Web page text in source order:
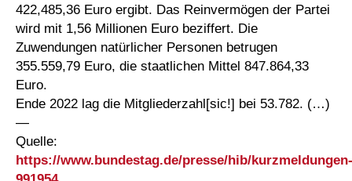
422,485,36 Euro ergibt. Das Reinvermögen der Partei
wird mit 1,56 Millionen Euro beziffert. Die
Zuwendungen natürlicher Personen betrugen
355.559,79 Euro, die staatlichen Mittel 847.864,33
Euro.
Ende 2022 lag die Mitgliederzahl[sic!] bei 53.782. (…)
—
Quelle:
https://www.bundestag.de/presse/hib/kurzmeldungen-